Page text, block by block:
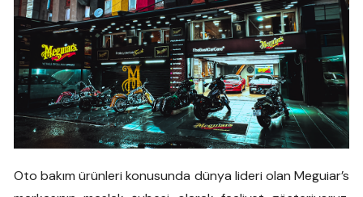
Oto bakım ürünleri konusunda dünya lideri olan Meguiar’s